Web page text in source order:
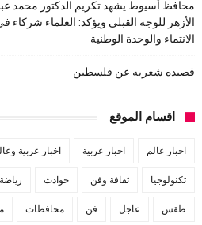
محافظ أسيوط يشهد تكريم الدكتور محمد
الأزهر للوجه القبلي ويؤكد: العلماء شركاء
الانتماء والوحدة الوطنية
قصيده شعريه عن فلسطين
اقسام الموقع
اخبار عالم اخبار عربية اخبار عربية
تكنولوجيا ثقافة وفن حوادث رياضة
طقس عاجل فن محافظات